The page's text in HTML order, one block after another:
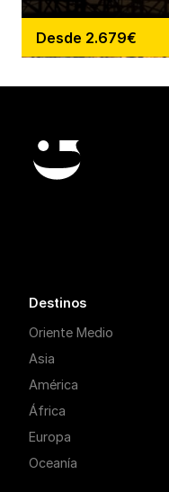
Desde 2.679€
Destinos
Oriente Medio
Asia
América
África
Europa
Oceanía